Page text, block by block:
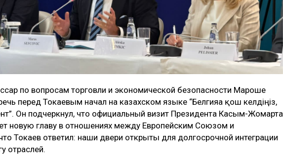
по вопросам торговли и экономической безопасности Мароше
перед Токаевым начал на казахском языке “Белгияға қош келдіңіз,
Он подчеркнул, что официальный визит Президента Касым-Жомарта
новую главу в отношениях между Европейским Союзом и
Токаев ответил: наши двери открыты для долгосрочной интеграции
отраслей.